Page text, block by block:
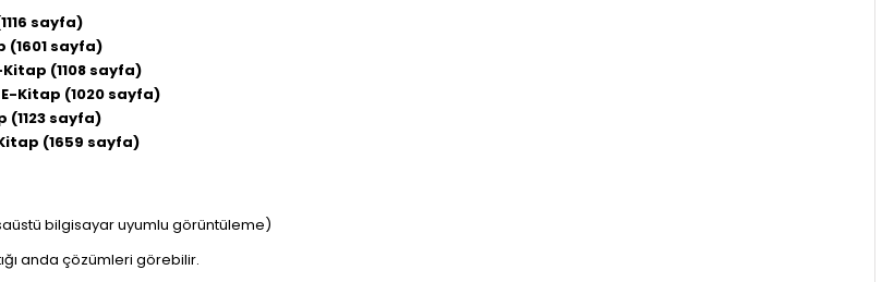
sayfa)
(1601 sayfa)
(1108 sayfa)
Kitap (1020 sayfa)
(1123 sayfa)
(1659 sayfa)
bilgisayar uyumlu görüntüleme)
anda çözümleri görebilir.